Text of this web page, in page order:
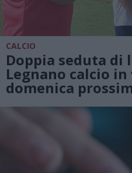
CALCIO
Doppia seduta di
Legnano calcio
domenica